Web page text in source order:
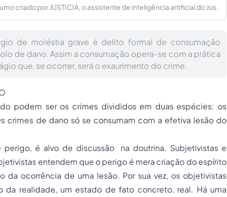
criado por JUSTICIA, o assistente de inteligência artificial do Jus.
de moléstia grave é delito formal de consumação
de dano. Assim a consumação opera-se com a prática
que, se ocorrer, será o exaurimento do crime.
podem ser os crimes divididos em duas espécies: os
crimes de dano só se consumam com a efetiva lesão do
é alvo de discussão na doutrina. Subjetivistas e
entendem que o perigo é mera criação do espírito
da ocorrência de uma lesão. Por sua vez, os objetivistas
da realidade, um estado de fato concreto, real. Há uma